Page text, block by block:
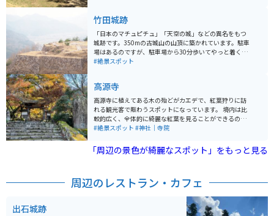
竹田城跡
「日本のマチュピチュ」「天空の城」などの異名をもつ
城跡です。350mの古城山の山頂に築かれています。駐車
場はあるのですが、駐車場から30分歩いてやっと着くよ
うな場所にあります。歩いていくのは大変ですが、城跡
#絶景スポット
高源寺
高源寺に植えてある木の殆どがカエデで、紅葉狩りに訪
れる観光客で賑わうスポットになっています。 境内は比
較的広く、全体的に綺麗な紅葉を見ることができるのが
魅力的です。 秋の紅葉狩りだけでなく、春夏に見られる
ます。 また、高源寺の入口前では屋台も出ており、丹波
の黒豆を買うことができたり、団子や焼鳥などを食べる
#絶景スポット #神社｜寺院
「周辺の景色が綺麗なスポット」をもっと見る
周辺のレストラン・カフェ
出石城跡